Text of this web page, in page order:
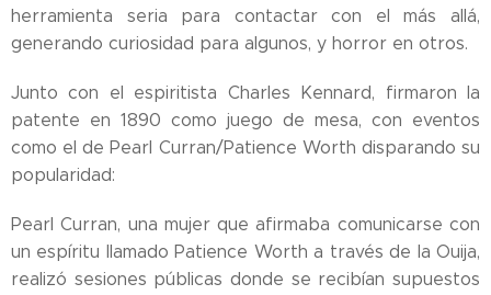
herramienta seria para contactar con el más allá,
generando curiosidad para algunos, y horror en otros.
Junto con el espiritista Charles Kennard, firmaron la
patente en 1890 como juego de mesa, con eventos
como el de Pearl Curran/Patience Worth disparando su
popularidad:
Pearl Curran, una mujer que afirmaba comunicarse con
un espíritu llamado Patience Worth a través de la Ouija,
realizó sesiones públicas donde se recibían supuestos